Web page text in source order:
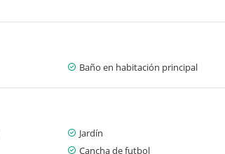
Baño en habitación principal
Jardín
Cancha de futbol